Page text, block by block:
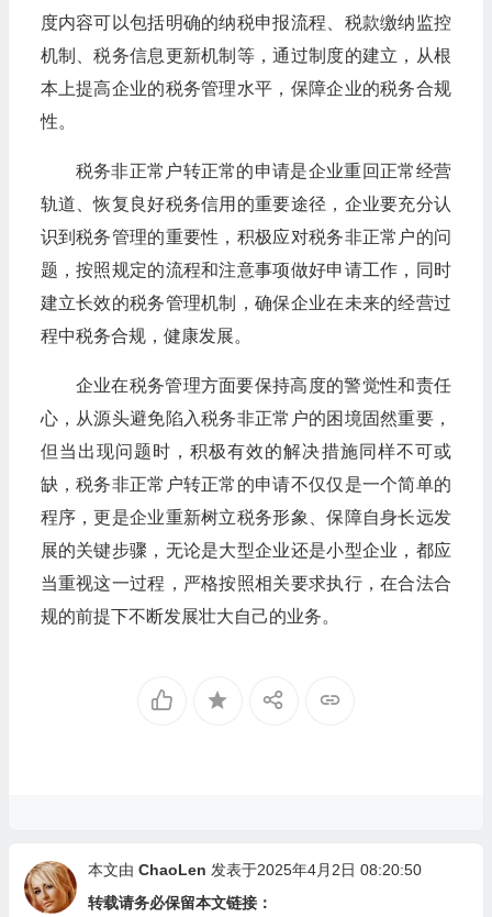
度内容可以包括明确的纳税申报流程、税款缴纳监控
机制、税务信息更新机制等，通过制度的建立，从根
本上提高企业的税务管理水平，保障企业的税务合规
性。
税务非正常户转正常的申请是企业重回正常经营
轨道、恢复良好税务信用的重要途径，企业要充分认
识到税务管理的重要性，积极应对税务非正常户的问
题，按照规定的流程和注意事项做好申请工作，同时
建立长效的税务管理机制，确保企业在未来的经营过
程中税务合规，健康发展。
企业在税务管理方面要保持高度的警觉性和责任
心，从源头避免陷入税务非正常户的困境固然重要，
但当出现问题时，积极有效的解决措施同样不可或
缺，税务非正常户转正常的申请不仅仅是一个简单的
程序，更是企业重新树立税务形象、保障自身长远发
展的关键步骤，无论是大型企业还是小型企业，都应
当重视这一过程，严格按照相关要求执行，在合法合
规的前提下不断发展壮大自己的业务。
本文由 ChaoLen 发表于2025年4月2日 08:20:50
转载请务必保留本文链接：